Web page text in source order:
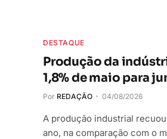
DESTAQUE
Produção da
1,8% de maio para
Por REDAÇÃO 04/08/2026
A produção industrial
ano, na comparação com o